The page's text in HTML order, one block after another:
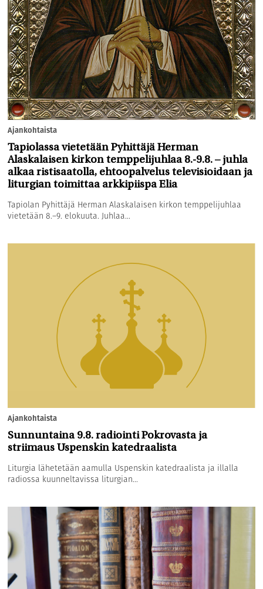
Ajankohtaista
Tapiolassa vietetään Pyhittäjä Herman
Alaskalaisen kirkon temppelijuhlaa 8.-9.8. – juhla
alkaa ristisaatolla, ehtoopalvelus televisioidaan ja
liturgian toimittaa arkkipiispa Elia
Tapiolan Pyhittäjä Herman Alaskalaisen kirkon temppelijuhlaa
vietetään 8.–9. elokuuta. Juhlaa...
Ajankohtaista
Sunnuntaina 9.8. radiointi Pokrovasta ja
striimaus Uspenskin katedraalista
Liturgia lähetetään aamulla Uspenskin katedraalista ja illalla
radiossa kuunneltavissa liturgian...